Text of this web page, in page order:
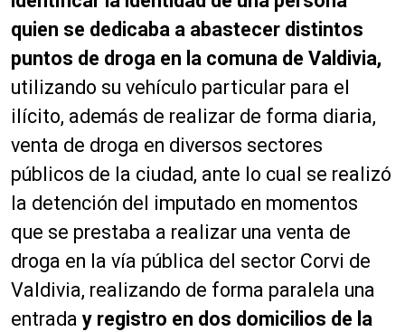
quien se dedicaba a abastecer distintos
puntos de droga en la comuna de Valdivia,
utilizando su vehículo particular para el
ilícito, además de realizar de forma diaria,
venta de droga en diversos sectores
públicos de la ciudad, ante lo cual se realizó
la detención del imputado en momentos
que se prestaba a realizar una venta de
droga en la vía pública del sector Corvi de
Valdivia, realizando de forma paralela una
entrada y registro en dos domicilios de la